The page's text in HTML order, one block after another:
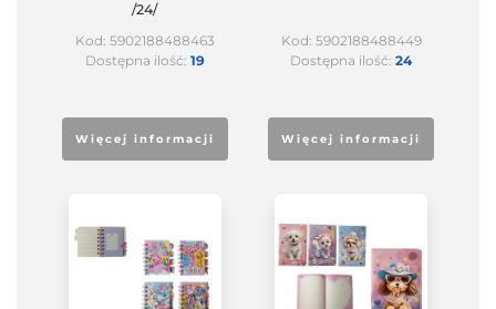
/24/
Kod: 5902188488463
Dostępna ilość: 19
Więcej informacji
Kod: 5902188488449
Dostępna ilość:24
Więcej informacji